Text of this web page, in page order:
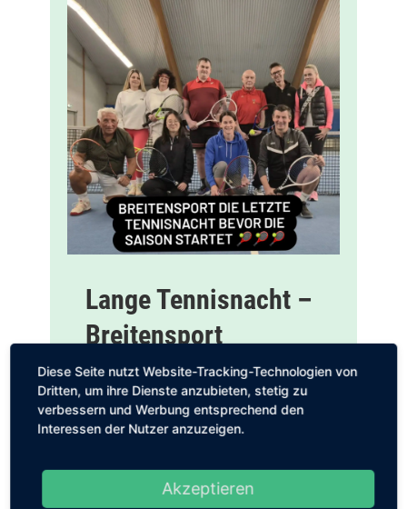
Lange Tennisnacht –
Breitensport
Information
Gestern fand beim TCO
Lorsch/Breitensport die letzte
Tennis und vielen Leckereien beim
gemütlichen Beisammensein ‼️🙏❤️
Diese Seite nutzt Website-Tracking-Technologien von
Dritten, um ihre Dienste anzubieten, stetig zu
verbessern und Werbung entsprechend den
Interessen der Nutzer anzuzeigen.
Akzeptieren